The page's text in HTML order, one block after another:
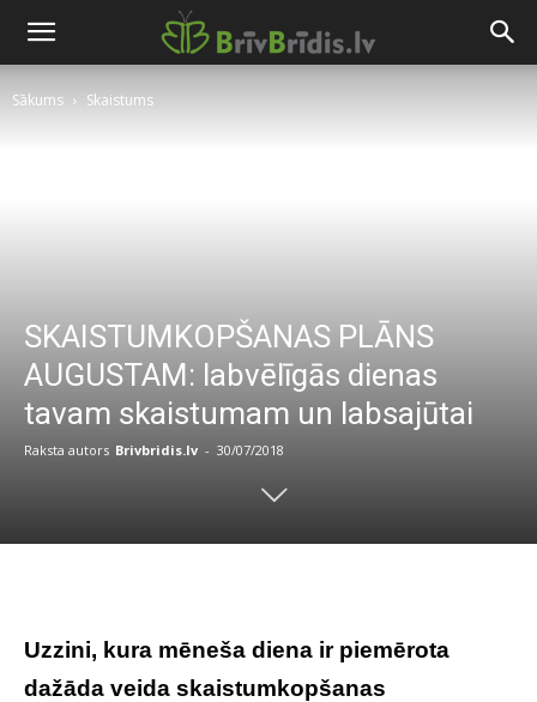
Sākums Skaistums
SKAISTUMKOPŠANAS PLĀNS
AUGUSTAM: labvēlīgās dienas
tavam skaistumam un labsajūtai
Raksta autors Brivbridis.lv - 30/07/2018
Uzzini, kura mēneša diena ir piemērota
dažāda veida skaistumkopšanas